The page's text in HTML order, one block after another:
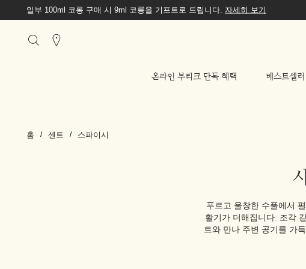
일부 100ml 코롱 구매 시 9ml 코롱을 기프트로 드립니다. 자세히 보기
온라인 부티크 단독 혜택 베스트셀러
Stores
홈 센트 스파이시
푸르고 울창한 수풀에서
활기가 더해집니다. 조각
트와 만나 주변 공기를 가